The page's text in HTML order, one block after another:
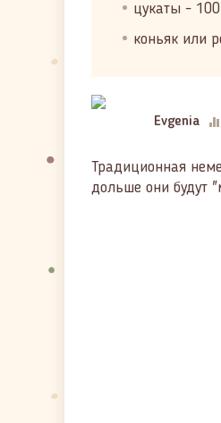
цукаты - 100
коньяк или
Evgenia
Традиционная
дольше они будут